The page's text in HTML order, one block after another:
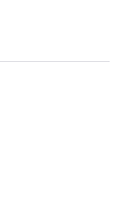
歷史記錄。這
結清的貸款，